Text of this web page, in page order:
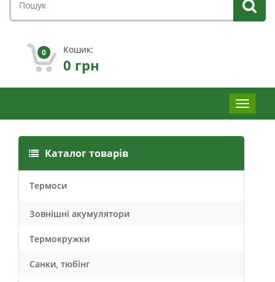
0 Кошик:
0 грн
Меню
Каталог товарів
Термоси
Зовнішні акумулятори
Термокружки
Санки, тюбінг